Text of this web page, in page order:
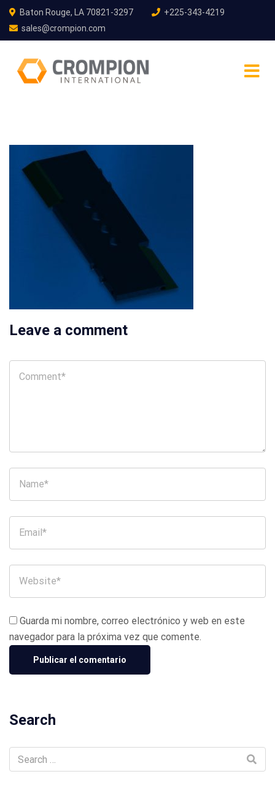
Baton Rouge, LA 70821-3297
+225-343-4219
sales@crompion.com
Leave a comment
Guarda mi nombre, correo electrónico y web en este
navegador para la próxima vez que comente.
Search